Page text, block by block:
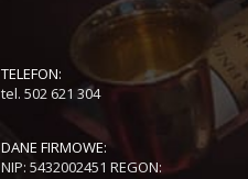
TELEFON:
tel. 502 621 304
DANE FIRMOWE:
NIP: 5432002451 REGON: